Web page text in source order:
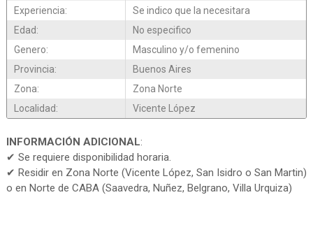
Experiencia:
Se indico que la necesitara
Edad:
No especifico
Genero:
Masculino y/o femenino
Provincia:
Buenos Aires
Zona:
Zona Norte
Localidad:
Vicente López
INFORMACIÓN ADICIONAL:
✔ Se requiere disponibilidad horaria.
✔ Residir en Zona Norte (Vicente López, San Isidro o San Martin)
o en Norte de CABA (Saavedra, Nuñez, Belgrano, Villa Urquiza)